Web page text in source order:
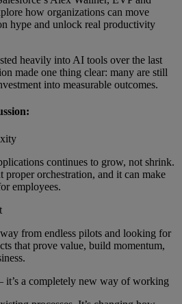
how organizations can move
hype and unlock real productivity
heavily into AI tools over the last
made one thing clear: many are still
into measurable outcomes.
continues to grow, not shrink.
orchestration, and it can make
employees.
from endless pilots and looking for
that prove value, build momentum,
it’s a completely new way of working